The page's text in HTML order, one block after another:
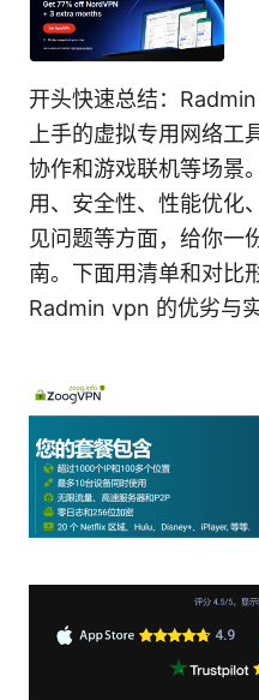
开头快速总结：
上手的虚拟专用网络
协作和游戏联机等场景
用、安全性、性能优化
见问题等方面，给你一
南。下面用清单和对比
Radmin vpn 的优劣与